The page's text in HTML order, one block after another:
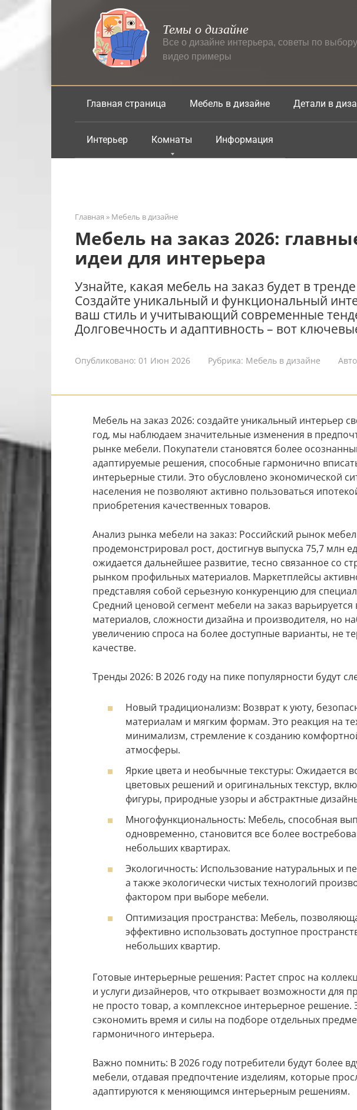
Перейти
к
Темы о дизайне
Все о дизайне интерьера, советы по
видео примеры
Главная страница Мебель в дизайне Детали в
Интерьер Комнаты Информация
Главная » Мебель в дизайне
Мебель на заказ 2026:
идеи для интерьера
Узнайте, какая мебель на заказ будет в
Создайте уникальный и функциональный
ваш стиль и учитывающий современные
Долговечность и адаптивность – вот
Опубликовано: 01 Июн 2026 Рубрика: Мебель в дизайне
Мебель на заказ 2026: создайте уникальный интерьер
год, мы наблюдаем значительные изменения в
рынке мебели. Покупатели становятся более
адаптируемые решения, способные гармонично
интерьерные стили. Это обусловлено экономической
населения не позволяют активно пользоваться
приобретения качественных товаров.
Анализ рынка мебели на заказ: Российский рынок
продемонстрировал рост, достигнув выпуска 75,7 млн
ожидается дальнейшее развитие, тесно связанное со
рынком профильных материалов. Маркетплейсы
представляя собой серьезную конкуренцию для
Средний ценовой сегмент мебели на заказ варьируется
материалов, сложности дизайна и производителя, но
увеличению спроса на более доступные варианты, не
качестве.
Тренды 2026: В 2026 году на пике популярности будут
Новый традиционализм: Возврат к уюту,
материалам и мягким формам. Это реакция на
минимализм, стремление к созданию
атмосферы.
Яркие цвета и необычные текстуры: Ожидается
цветовых решений и оригинальных текстур,
фигуры, природные узоры и абстрактные
Многофункциональность: Мебель, способная
одновременно, становится все более
небольших квартирах.
Экологичность: Использование натуральных и
а также экологически чистых технологий
фактором при выборе мебели.
Оптимизация пространства: Мебель,
эффективно использовать доступное
небольших квартир.
Готовые интерьерные решения: Растет спрос на
и услуги дизайнеров, что открывает возможности для
не просто товар, а комплексное интерьерное решение.
сэкономить время и силы на подборе отдельных
гармоничного интерьера.
Важно помнить: В 2026 году потребители будут более
мебели, отдавая предпочтение изделиям, которые
адаптируются к меняющимся интерьерным решениям.